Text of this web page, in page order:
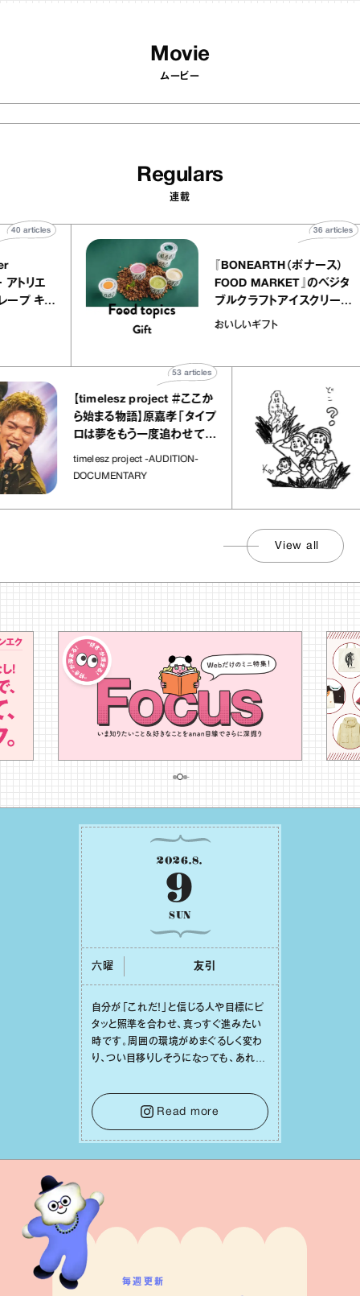
Movie
ムービー
Regulars
連載
atelier
リー アトリエ
ルクレープ キャ
40 articles
『BONEARTH（ボナー
FOOD MARKET』の
ブルクラフトアイスク
｜真野知子の「おいし
おいしいギフト
36
【timelesz project ＃ここか
ら始まる物語】原嘉孝「タイプ
ロは夢をもう一度追わせてく
れた場所」
timelesz project -AUDITION-
DOCUMENTARY
articles
View all
2026.8.
9
SUN
六曜 友引
⾃分が「これだ！」と信じる⼈や⽬標にピ
タッと照準を合わせ、真っすぐ進みたい
時です。周囲の環境がめまぐるしく変わ
り、つい⽬移りしそうになっても、あれこ
をそっと⼿放し、⽬の前のことに集中しま
しょう。そのブレない決意が、あなたにと
って有意義で安定した成果を引き寄せま
す。
Read more
毎週更新